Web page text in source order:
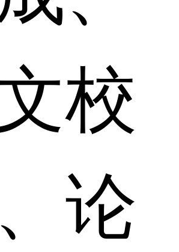
校
论